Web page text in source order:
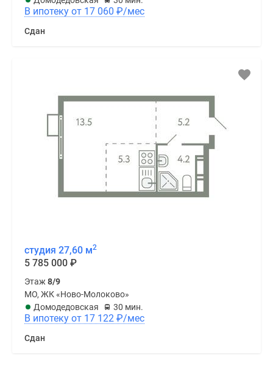
В ипотеку от 17 060 ₽/мес
Сдан
студия 27,60 м2
5 785 000 ₽
Этаж 8/9
МО, ЖК «Ново-Молоково»
Домодедовская
30 мин.
В ипотеку от 17 122 ₽/мес
Сдан